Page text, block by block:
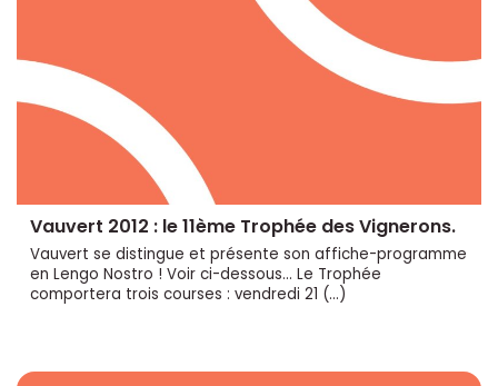
Vauvert 2012 : le 11ème Trophée des Vignerons.
Vauvert se distingue et présente son affiche-programme
en Lengo Nostro ! Voir ci-dessous... Le Trophée
comportera trois courses : vendredi 21 (…)